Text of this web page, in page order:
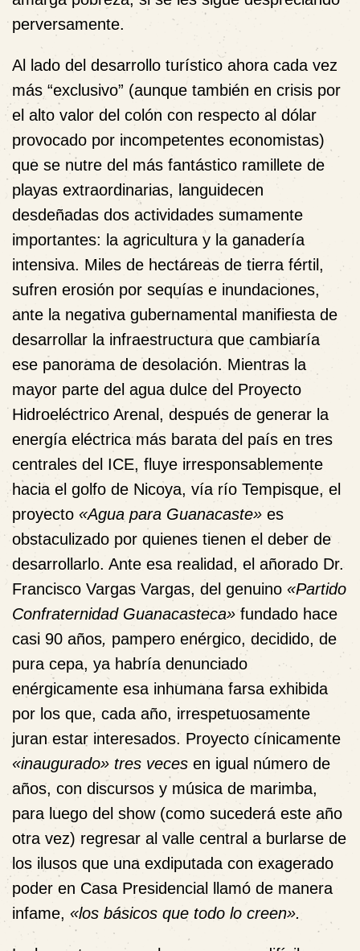
perversamente.
Al lado del desarrollo turístico ahora cada vez
más “exclusivo” (aunque también en crisis por
el alto valor del colón con respecto al dólar
provocado por incompetentes economistas)
que se nutre del más fantástico ramillete de
playas extraordinarias, languidecen
desdeñadas dos actividades sumamente
importantes: la agricultura y la ganadería
intensiva. Miles de hectáreas de tierra fértil,
sufren erosión por sequías e inundaciones,
ante la negativa gubernamental manifiesta de
desarrollar la infraestructura que cambiaría
ese panorama de desolación. Mientras la
mayor parte del agua dulce del Proyecto
Hidroeléctrico Arenal, después de generar la
energía eléctrica más barata del país en tres
centrales del ICE, fluye irresponsablemente
hacia el golfo de Nicoya, vía río Tempisque, el
proyecto «Agua para Guanacaste» es
obstaculizado por quienes tienen el deber de
desarrollarlo. Ante esa realidad, el añorado Dr.
Francisco Vargas Vargas, del genuino «Partido
Confraternidad Guanacasteca» fundado hace
casi 90 años, pampero enérgico, decidido, de
pura cepa, ya habría denunciado
enérgicamente esa inhumana farsa exhibida
por los que, cada año, irrespetuosamente
juran estar interesados. Proyecto cínicamente
«inaugurado» tres veces en igual número de
años, con discursos y música de marimba,
para luego del show (como sucederá este año
otra vez) regresar al valle central a burlarse de
los ilusos que una exdiputada con exagerado
poder en Casa Presidencial llamó de manera
infame, «los básicos que todo lo creen».